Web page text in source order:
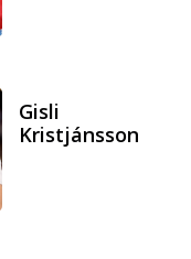
Gisli
Kristjánsson